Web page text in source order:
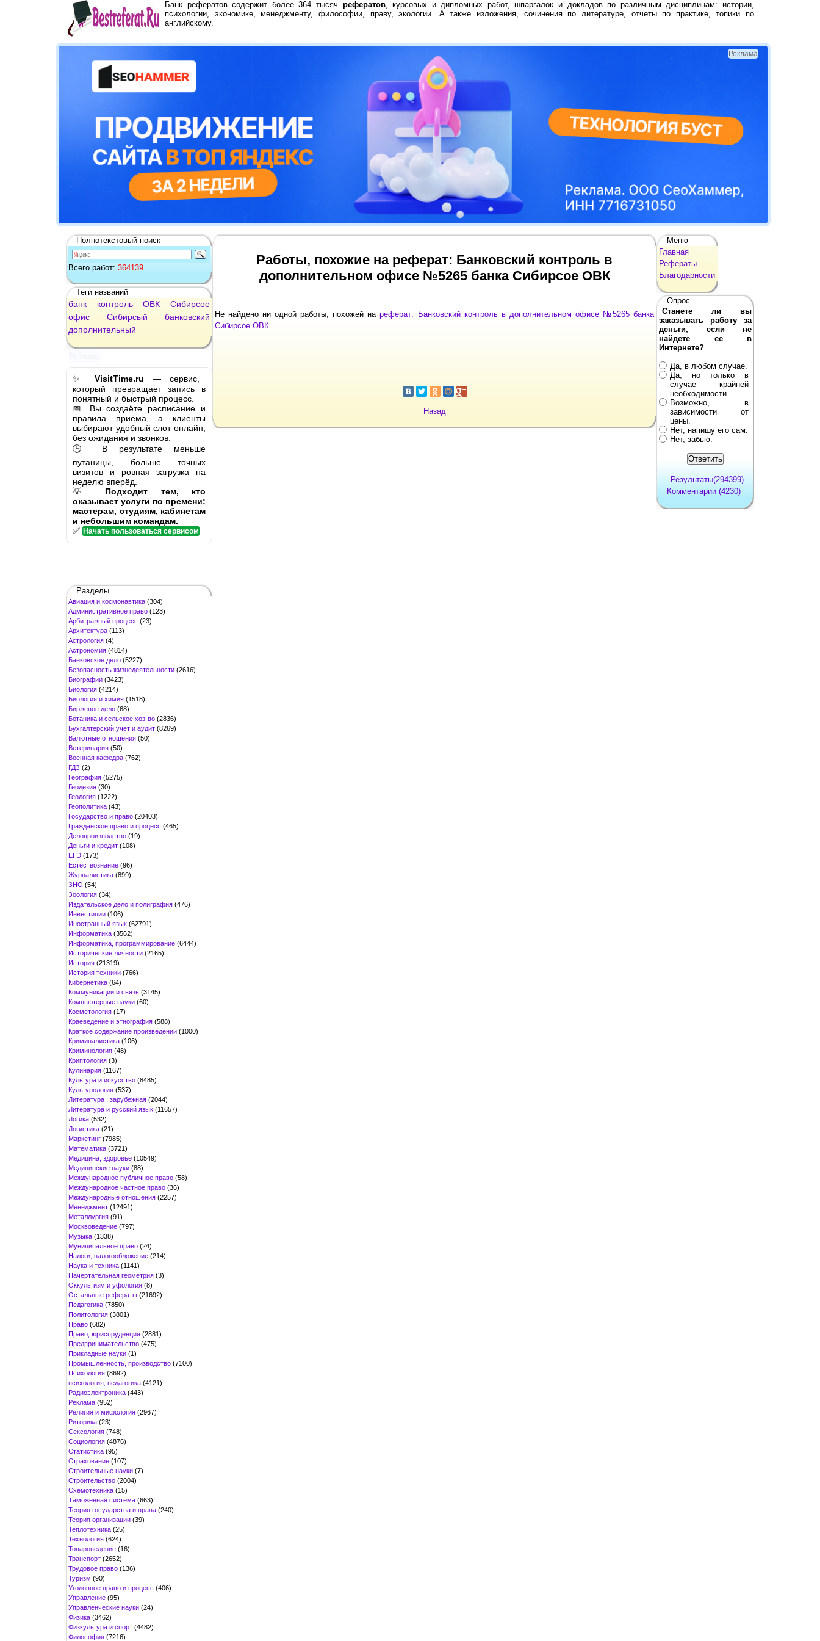
Банк рефератов содержит более 364 тысяч рефератов, курсовых и дипломных работ, шпаргалок и докладов по различным дисциплинам: истории,
психологии, экономике, менеджменту, философии, праву, экологии. А также изложения, сочинения по литературе, отчеты по практике, топики по
английскому.
Реклама
Полнотекстовый поиск
Всего работ: 364139
Теги названий
банк контроль ОВК
Сибирсое
офис
Сибирсый
банковский
дополнительный
✨ VisitTime.ru — сервис,
который превращает запись в
понятный и быстрый процесс.
📅 Вы создаёте расписание и
правила приёма, а клиенты
выбирают удобный слот онлайн,
без ожидания и звонков.
🕒 В результате меньше
путаницы, больше точных
визитов и ровная загрузка на
неделю вперёд.
💡 Подходит тем, кто
оказывает услуги по времени:
мастерам, студиям, кабинетам
и небольшим командам.
✅ Начать пользоваться сервисом
Разделы
Авиация и космонавтика (304)
Административное право (123)
Арбитражный процесс (23)
Архитектура (113)
Астрология (4)
Астрономия (4814)
Банковское дело (5227)
Безопасность жизнедеятельности (2616)
Биографии (3423)
Биология (4214)
Биология и химия (1518)
Биржевое дело (68)
Ботаника и сельское хоз-во (2836)
Бухгалтерский учет и аудит (8269)
Валютные отношения (50)
Ветеринария (50)
Военная кафедра (762)
ГДЗ (2)
География (5275)
Геодезия (30)
Геология (1222)
Геополитика (43)
Государство и право (20403)
Гражданское право и процесс (465)
Делопроизводство (19)
Деньги и кредит (108)
ЕГЭ (173)
Естествознание (96)
Журналистика (899)
ЗНО (54)
Зоология (34)
Издательское дело и полиграфия (476)
Инвестиции (106)
Иностранный язык (62791)
Информатика (3562)
Информатика, программирование (6444)
Исторические личности (2165)
История (21319)
История техники (766)
Кибернетика (64)
Коммуникации и связь (3145)
Компьютерные науки (60)
Косметология (17)
Краеведение и этнография (588)
Краткое содержание произведений (1000)
Криминалистика (106)
Криминология (48)
Криптология (3)
Кулинария (1167)
Культура и искусство (8485)
Культурология (537)
Литература : зарубежная (2044)
Литература и русский язык (11657)
Логика (532)
Логистика (21)
Маркетинг (7985)
Математика (3721)
Медицина, здоровье (10549)
Медицинские науки (88)
Международное публичное право (58)
Международное частное право (36)
Международные отношения (2257)
Менеджмент (12491)
Металлургия (91)
Москвоведение (797)
Музыка (1338)
Муниципальное право (24)
Налоги, налогообложение (214)
Наука и техника (1141)
Начертательная геометрия (3)
Оккультизм и уфология (8)
Остальные рефераты (21692)
Педагогика (7850)
Политология (3801)
Право (682)
Право, юриспруденция (2881)
Предпринимательство (475)
Прикладные науки (1)
Промышленность, производство (7100)
Психология (8692)
психология, педагогика (4121)
Радиоэлектроника (443)
Реклама (952)
Религия и мифология (2967)
Риторика (23)
Сексология (748)
Социология (4876)
Статистика (95)
Страхование (107)
Строительные науки (7)
Строительство (2004)
Схемотехника (15)
Таможенная система (663)
Теория государства и права (240)
Теория организации (39)
Теплотехника (25)
Технология (624)
Товароведение (16)
Транспорт (2652)
Трудовое право (136)
Туризм (90)
Уголовное право и процесс (406)
Управление (95)
Управленческие науки (24)
Физика (3462)
Физкультура и спорт (4482)
Философия (7216)
Работы, похожие на реферат: Банковский контроль в
дополнительном офисе №5265 банка Сибирсое ОВК
Не найдено ни одной работы, похожей нареферат: Банковский контроль в дополнительном офисе №5265 банка
Сибирсое ОВК
Назад
Меню
Главная
Рефераты
Благодарности
Опрос
Станете ли вы
заказывать работу за
деньги, если не
найдете ее в
Интернете?
Да, в любом случае.
Да, но только в
случае крайней
необходимости.
Возможно, в
зависимости от
цены.
Нет, напишу его сам.
Нет, забью.
Результаты(294399)
Комментарии (4230)